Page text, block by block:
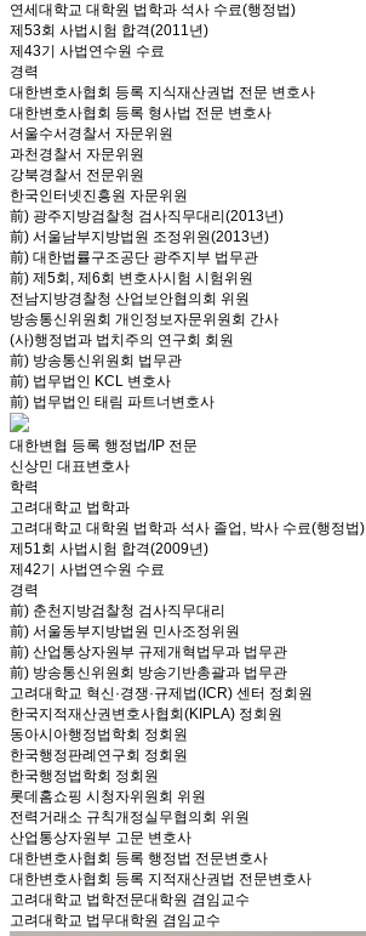
연세대학교 대학원 법학과 석사 수료(행정법)
제53회 사법시험 합격(2011년)
제43기 사법연수원 수료
경력
대한변호사협회 등록 지식재산권법 전문 변호사
대한변호사협회 등록 형사법 전문 변호사
서울수서경찰서 자문위원
과천경찰서 자문위원
강북경찰서 전문위원
한국인터넷진흥원 자문위원
前) 광주지방검찰청 검사직무대리(2013년)
前) 서울남부지방법원 조정위원(2013년)
前) 대한법률구조공단 광주지부 법무관
前) 제5회, 제6회 변호사시험 시험위원
전남지방경찰청 산업보안협의회 위원
방송통신위원회 개인정보자문위원회 간사
(사)행정법과 법치주의 연구회 회원
前) 방송통신위원회 법무관
前) 법무법인 KCL 변호사
前) 법무법인 태림 파트너변호사
대한변협 등록 행정법/IP 전문
신상민 대표변호사
학력
고려대학교 법학과
고려대학교 대학원 법학과 석사 졸업, 박사 수료(행정법)
제51회 사법시험 합격(2009년)
제42기 사법연수원 수료
경력
前) 춘천지방검찰청 검사직무대리
前) 서울동부지방법원 민사조정위원
前) 산업통상자원부 규제개혁법무과 법무관
前) 방송통신위원회 방송기반총괄과 법무관
고려대학교 혁신·경쟁·규제법(ICR) 센터 정회원
한국지적재산권변호사협회(KIPLA) 정회원
동아시아행정법학회 정회원
한국행정판례연구회 정회원
한국행정법학회 정회원
롯데홈쇼핑 시청자위원회 위원
전력거래소 규칙개정실무협의회 위원
산업통상자원부 고문 변호사
대한변호사협회 등록 행정법 전문변호사
대한변호사협회 등록 지적재산권법 전문변호사
고려대학교 법학전문대학원 겸임교수
고려대학교 법무대학원 겸임교수